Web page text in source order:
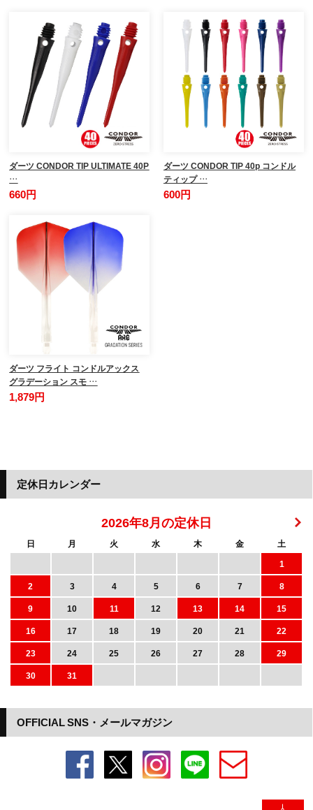
ダーツ CONDOR TIP ULTIMATE 40P
…
660円
ダーツ CONDOR TIP 40p コンドル
ティップ …
600円
ダーツ フライト コンドルアックス
グラデーション スモ …
1,879円
OFFICIAL SNS・メールマガジン
定休日カレンダー
2026年8月の定休日
日 月 火 水 木 金
土
1
2
3 4 5 6 7
8
9
10 11 12 13 14
15
16
17 18 19 20 21
22
23
24 25 26 27 28
29
30
31